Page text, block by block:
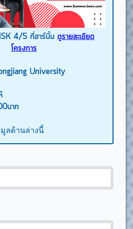
4/5 ที่ฮาร์บิ้น ดูรายละเอียด
โครงการ
University
บาท
ลด้านล่างนี้